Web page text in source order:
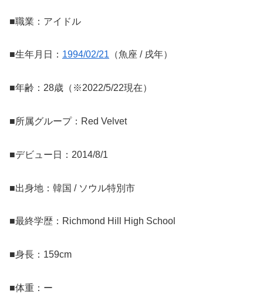
■職業：アイドル
■生年月日： 1994/02/21 （魚座 / 戌年）
■年齢：28歳（※2022/5/22現在）
■所属グループ：Red Velvet
■デビュー日：2014/8/1
■出身地：韓国 / ソウル特別市
■最終学歴：Richmond Hill High School
■身長：159cm
■体重：ー